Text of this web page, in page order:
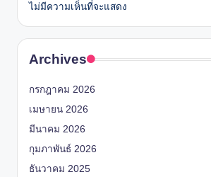
ไม่มีความเห็นที่จะแสดง
Archives
กรกฎาคม 2026
เมษายน 2026
มีนาคม 2026
กุมภาพันธ์ 2026
ธันวาคม 2025